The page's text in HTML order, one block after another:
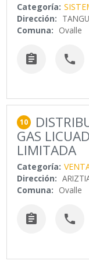
Categoría:
Dirección:
Comuna: Ovalle
 
10
GAS
LIMITADA
Categoría:
Dirección:
Comuna: Ovalle
 